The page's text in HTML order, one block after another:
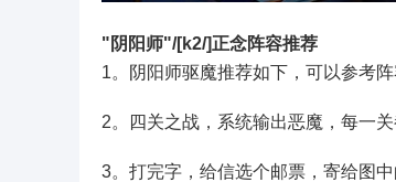
"阴阳师"/[k2/]正念阵容推荐
1。阴阳师驱魔推荐如下，可以参考阵
2。四关之战，系统输出恶魔，每一关
3。打完字，给信选个邮票，寄给图